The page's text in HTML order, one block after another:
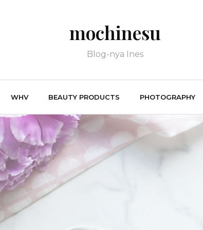
mochinesu
Blog-nya Ines
WHV BEAUTY PRODUCTS PHOTOGRAPHY